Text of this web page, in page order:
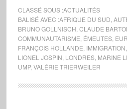
CLASSÉ SOUS :ACTUALITÉS
BALISÉ AVEC :AFRIQUE DU SUD
BRUNO GOLLNISCH CLAUDE
COMMUNAUTARISME ÉMEUTES,
FRANÇOIS HOLLANDE IMMIGRATION
LIONEL JOSPIN LONDRES, MARINE
UMP, VALÉRIE TRIERWEILER